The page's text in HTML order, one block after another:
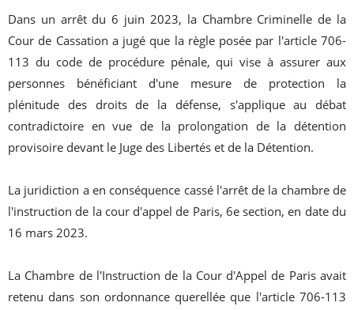
Dans un arrêt du 6 juin 2023, la Chambre Criminelle de la
Cour de Cassation a jugé que la règle posée par l'article 706-
113 du code de procédure pénale, qui vise à assurer aux
personnes bénéficiant d'une mesure de protection la
plénitude des droits de la défense, s'applique au débat
contradictoire en vue de la prolongation de la détention
provisoire devant le Juge des Libertés et de la Détention.
La juridiction a en conséquence cassé l'arrêt de la chambre de
l'instruction de la cour d'appel de Paris, 6e section, en date du
16 mars 2023.
La Chambre de l'Instruction de la Cour d'Appel de Paris avait
retenu dans son ordonnance querellée que l'article 706-113